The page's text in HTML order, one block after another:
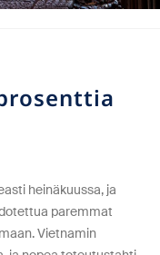
heinäkuussa, ja
paremmat
Vietnamin